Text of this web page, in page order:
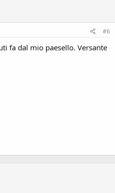
#6
fa dal mio paesello. Versante